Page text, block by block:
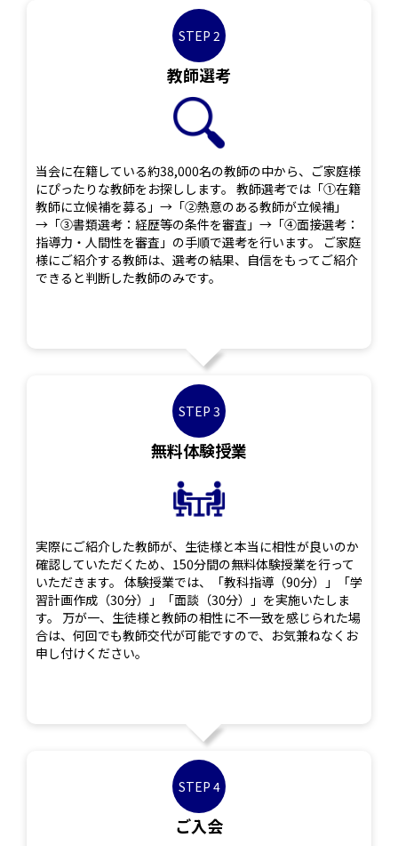
STEP 2
教師選考
当会に在籍している約38,000名の教師の中から、ご家庭様
にぴったりな教師をお探しします。 教師選考では「①在籍
教師に立候補を募る」→「②熱意のある教師が立候補」
→「③書類選考：経歴等の条件を審査」→「④面接選考：
指導力・人間性を審査」の手順で選考を行います。 ご家庭
様にご紹介する教師は、選考の結果、自信をもってご紹介
できると判断した教師のみです。
STEP 3
無料体験授業
実際にご紹介した教師が、生徒様と本当に相性が良いのか
確認していただくため、150分間の無料体験授業を行って
いただきます。 体験授業では、「教科指導（90分）」「学
習計画作成（30分）」「面談（30分）」を実施いたしま
す。 万が一、生徒様と教師の相性に不一致を感じられた場
合は、何回でも教師交代が可能ですので、お気兼ねなくお
申し付けください。
STEP 4
ご入会